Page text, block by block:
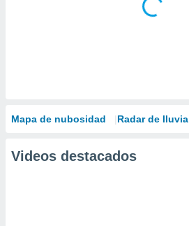
Mapa de nubosidad Radar de lluvia
Videos destacados